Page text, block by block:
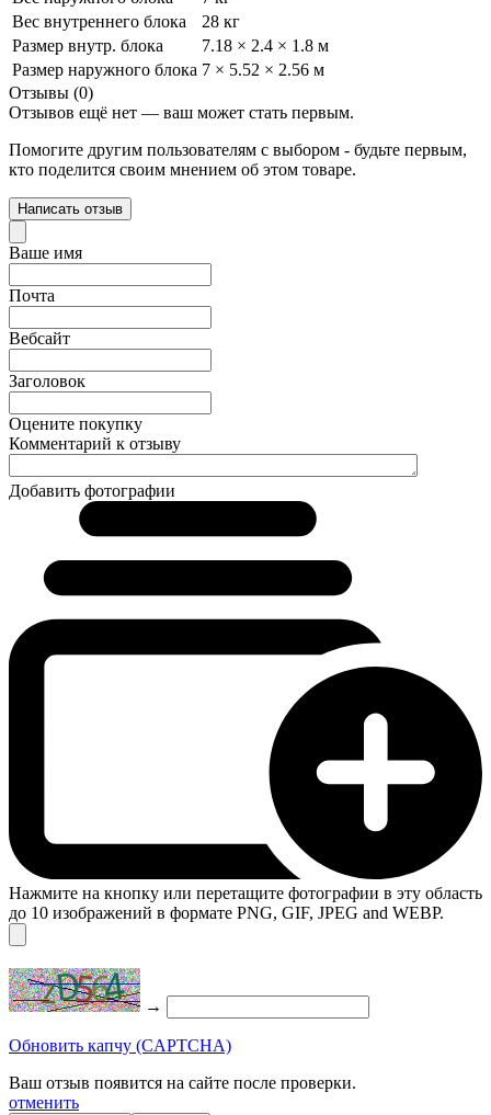
Вес внутреннего блока
28 кг
Размер внутр. блока
7.18 × 2.4 × 1.8 м
Размер наружного блока 7 × 5.52 × 2.56 м
Отзывы (0)
Отзывов ещё нет — ваш может стать первым.
Помогите другим пользователям с выбором - будьте первым,
кто поделится своим мнением об этом товаре.
Написать отзыв
Ваше имя
Почта
Вебсайт
Заголовок
Оцените покупку
Комментарий к отзыву
Добавить фотографии
Нажмите на кнопку или перетащите фотографии в эту область
до 10 изображений в формате PNG, GIF, JPEG and WEBP.
→
Обновить капчу (CAPTCHA)
Ваш отзыв появится на сайте после проверки.
отменить